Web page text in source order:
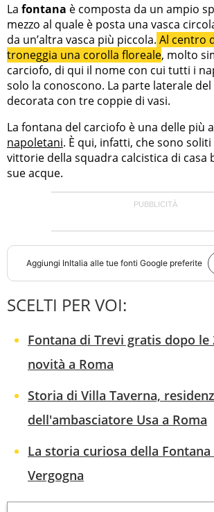
La fontana è composta da un ampio
mezzo al quale è posta una vasca
da un’altra vasca più piccola. Al centro
troneggia una corolla floreale, molto
carciofo, di qui il nome con cui tutti i
solo la conoscono. La parte laterale
decorata con tre coppie di vasi.
La fontana del carciofo è una delle più
napoletani. È qui, infatti, che sono
vittorie della squadra calcistica di casa
sue acque.
Aggiungi InItalia alle tue fonti Google preferite
SCELTI PER VOI:
Fontana di Trevi gratis dopo le
novità a Roma
Storia di Villa Taverna,
dell'ambasciatore Usa a Roma
La storia curiosa della Fontana
Vergogna